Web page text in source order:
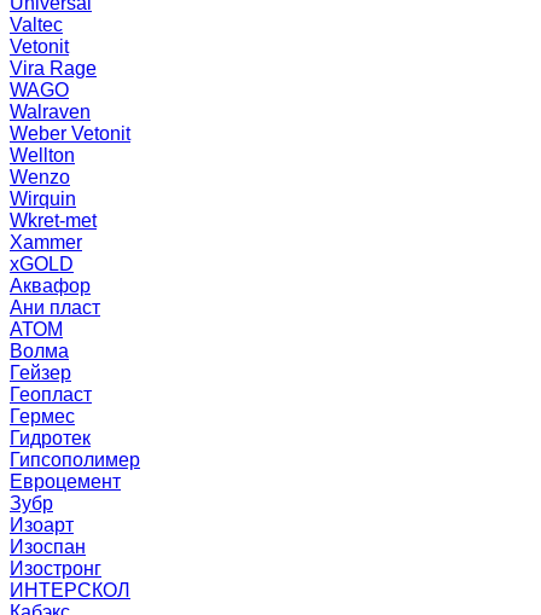
Valtec
Vetonit
Vira Rage
WAGO
Walraven
Weber Vetonit
Wellton
Wenzo
Wirquin
Wkret-met
Xammer
xGOLD
Аквафор
Ани пласт
АТОМ
Волма
Гейзер
Геопласт
Гермес
Гидротек
Гипсополимер
Евроцемент
Зубр
Изоарт
Изоспан
Изостронг
ИНТЕРСКОЛ